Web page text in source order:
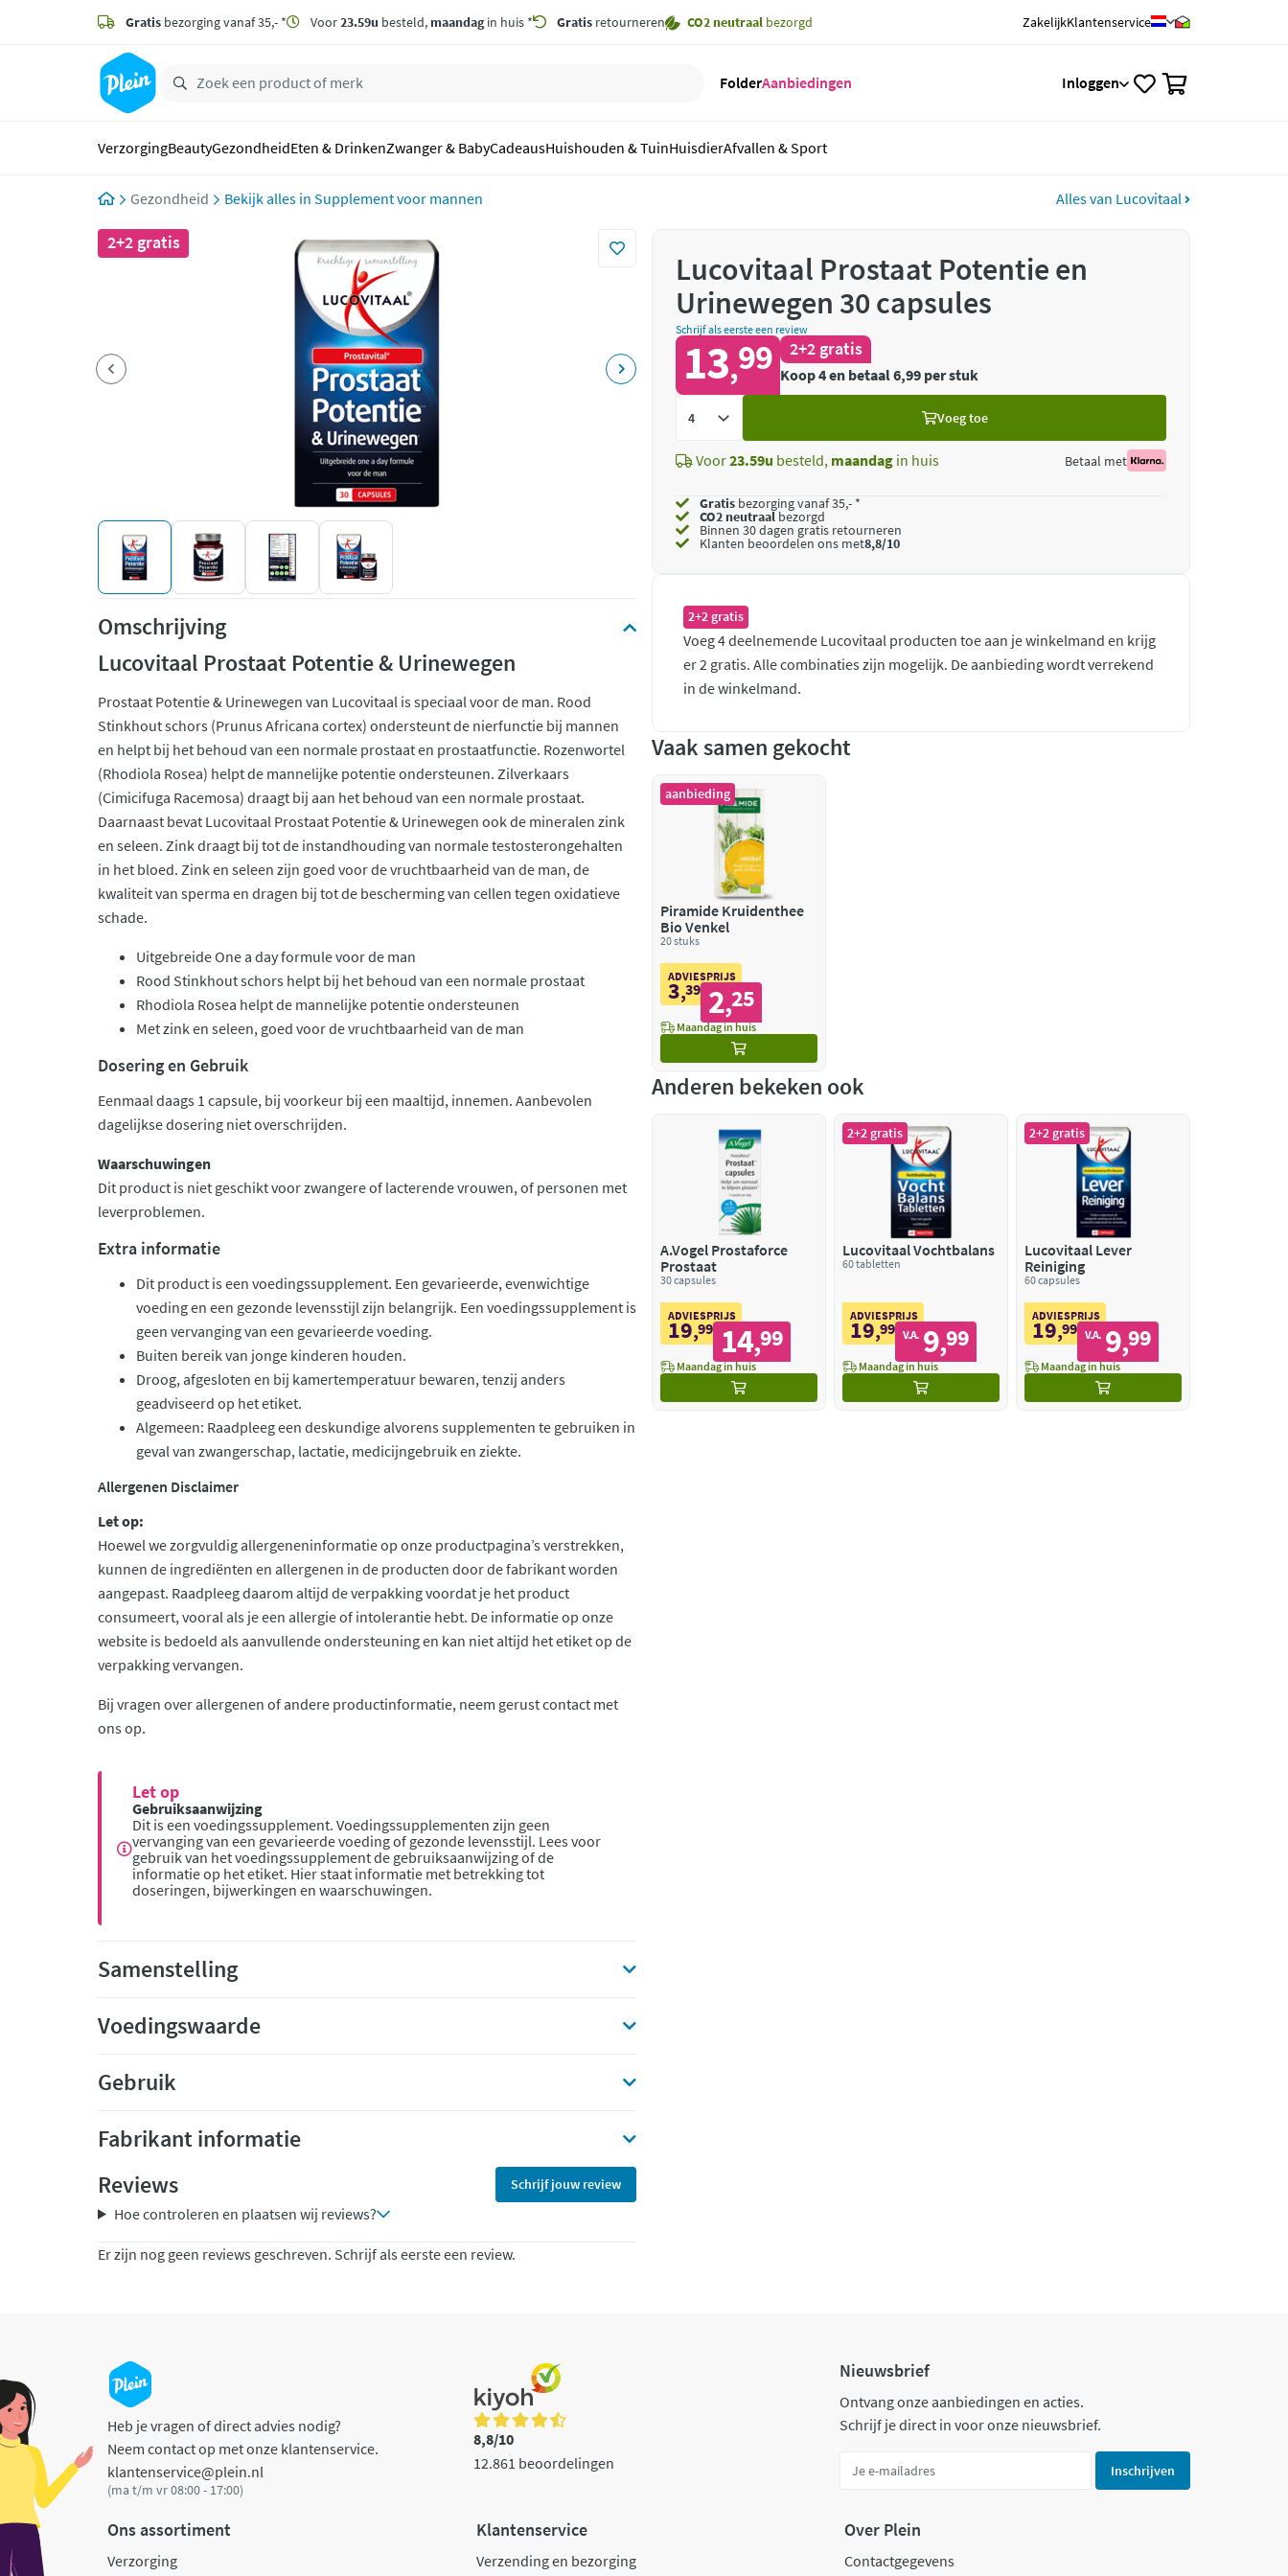
zoeken
hoofdinhoud
Gratis bezorging vanaf 35,- * Voor23.59u besteld, maandagin huis * Gratis retourneren CO2 neutraal bezorgd ZakelijkKlantenservice
FolderAanbiedingen Inloggen
VerzorgingBeautyGezondheidEten & DrinkenZwanger & BabyCadeausHuishouden & TuinHuisdierAfvallen & Sport
Gezondheid Supplement voor mannen Alles van Lucovitaal
2+2 gratis
Omschrijving
Lucovitaal Prostaat Potentie & Urinewegen
Prostaat Potentie & Urinewegen van Lucovitaal is speciaal voor de man. Rood
Stinkhout schors (Prunus Africana cortex) ondersteunt de nierfunctie bij mannen
en helpt bij het behoud van een normale prostaat en prostaatfunctie. Rozenwortel
(Rhodiola Rosea) helpt de mannelijke potentie ondersteunen. Zilverkaars
(Cimicifuga Racemosa) draagt bij aan het behoud van een normale prostaat.
Daarnaast bevat Lucovitaal Prostaat Potentie & Urinewegen ook de mineralen zink
en seleen. Zink draagt bij tot de instandhouding van normale testosterongehalten
in het bloed. Zink en seleen zijn goed voor de vruchtbaarheid van de man, de
kwaliteit van sperma en dragen bij tot de bescherming van cellen tegen oxidatieve
schade.
Uitgebreide One a day formule voor de man
Rood Stinkhout schors helpt bij het behoud van een normale prostaat
Rhodiola Rosea helpt de mannelijke potentie ondersteunen
Met zink en seleen, goed voor de vruchtbaarheid van de man
Dosering en Gebruik
Eenmaal daags 1 capsule, bij voorkeur bij een maaltijd, innemen. Aanbevolen
dagelijkse dosering niet overschrijden.
Waarschuwingen
Dit product is niet geschikt voor zwangere of lacterende vrouwen, of personen met
leverproblemen.
Extra informatie
Dit product is een voedingssupplement. Een gevarieerde, evenwichtige
voeding en een gezonde levensstijl zijn belangrijk. Een voedingssupplement is
geen vervanging van een gevarieerde voeding.
Buiten bereik van jonge kinderen houden.
Droog, afgesloten en bij kamertemperatuur bewaren, tenzij anders
geadviseerd op het etiket.
Algemeen: Raadpleeg een deskundige alvorens supplementen te gebruiken in
geval van zwangerschap, lactatie, medicijngebruik en ziekte.
Allergenen Disclaimer
Let op:
Hoewel we zorgvuldig allergeneninformatie op onze productpagina’s verstrekken,
kunnen de ingrediënten en allergenen in de producten door de fabrikant worden
aangepast. Raadpleeg daarom altijd de verpakking voordat je het product
consumeert, vooral als je een allergie of intolerantie hebt. De informatie op onze
website is bedoeld als aanvullende ondersteuning en kan niet altijd het etiket op de
verpakking vervangen.
Bij vragen over allergenen of andere productinformatie, neem gerust contact met
ons op.
Let op
Gebruiksaanwijzing
Dit is een voedingssupplement. Voedingssupplementen zijn geen
vervanging van een gevarieerde voeding of gezonde levensstijl. Lees voor
gebruik van het voedingssupplement de gebruiksaanwijzing of de
informatie op het etiket. Hier staat informatie met betrekking tot
doseringen, bijwerkingen en waarschuwingen.
Samenstelling
Voedingswaarde
Gebruik
Fabrikant informatie
Reviews
Schrijf jouw review
Hoe controleren en plaatsen wij reviews?
Er zijn nog geen reviews geschreven. Schrijf als eerste een review.
Lucovitaal Prostaat Potentie en
Urinewegen 30 capsules
Schrijf als eerste een review
13,99 2+2 gratis
Koop 4 en betaal 6,99 per stuk
Voeg toe
Voor23.59u besteld, maandag in huis Betaal met
Gratis bezorging vanaf 35,- *
CO2 neutraalbezorgd
Binnen 30 dagen gratis retourneren
Klanten beoordelen ons met8,8/10
2+2 gratis
Voeg 4 deelnemende Lucovitaal producten toe aan je winkelmand en krijg
er 2 gratis. Alle combinaties zijn mogelijk. De aanbieding wordt verrekend
in de winkelmand.
Vaak samen gekocht
aanbieding
Piramide Kruidenthee
Bio Venkel
20 stuks
ADVIESPRIJS
3,39 2,25
Maandag in huis
Anderen bekeken ook
A.Vogel Prostaforce
Prostaat
30 capsules
ADVIESPRIJS
19,99 14,99
Maandag in huis
2+2 gratis
Lucovitaal Vochtbalans
60 tabletten
ADVIESPRIJS
19,99 V.A. 9,99
Maandag in huis
2+2 gratis
Lucovitaal Lever
Reiniging
60 capsules
ADVIESPRIJS
19,99 V.A. 9,99
Maandag in huis
Heb je vragen of direct advies nodig?
Neem contact op met onze klantenservice.
klantenservice@plein.nl
(ma t/m vr 08:00 - 17:00)
8,8/10
12.861 beoordelingen
Nieuwsbrief
Ontvang onze aanbiedingen en acties.
Schrijf je direct in voor onze nieuwsbrief.
Inschrijven
Ons assortiment
Verzorging
Klantenservice
Verzending en bezorging
Over Plein
Contactgegevens